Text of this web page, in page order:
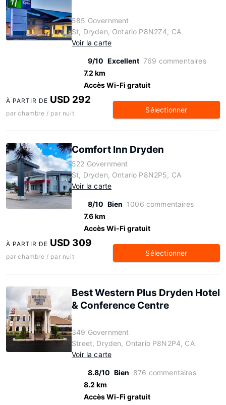
585 Government
St, Dryden, Ontario P8N2Z4, CA
Voir la carte
9/10 Excellent 769 commentaires
7.2 km
Accès Wi-Fi gratuit
À PARTIR DE USD 292
par chambre / par nuit Sélectionner
Comfort Inn Dryden
522 Government
St, Dryden, Ontario P8N2P5, CA
Voir la carte
8/10 Bien 1006 commentaires
7.6 km
Accès Wi-Fi gratuit
À PARTIR DE USD 309
par chambre / par nuit Sélectionner
Best Western Plus Dryden Hotel
& Conference Centre
349 Government
Street, Dryden, Ontario P8N2P4, CA
Voir la carte
8.8/10 Bien 876 commentaires
8.2 km
Accès Wi-Fi gratuit